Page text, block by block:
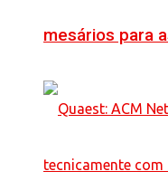
mesários para